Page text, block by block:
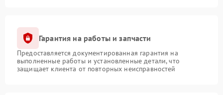
Гарантия на работы и запчасти
Предоставляется документированная гарантия на
выполненные работы и установленные детали, что
защищает клиента от повторных неисправностей